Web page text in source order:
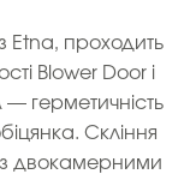
Etna, проходить
Blower Door і
герметичність
Скління
двокамерними